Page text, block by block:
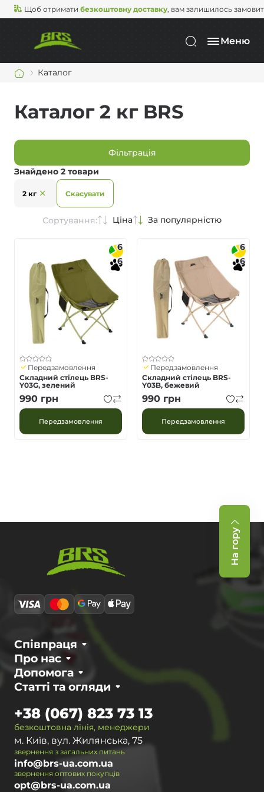
Щоб отримати безкоштовну доставку, вам залишилось
Меню
Каталог
Каталог 2 кг BRS
Фільтрація
Знайдено 2 товари
2 кг Скасувати
Сортування: Ціна За популярністю
6
6
Передзамовлення
Складний стілець BRS-
Y03G, зелений
990 грн
Передзамовлення
6
6
Передзамовлення
Складний стілець BRS-
Y03B, бежевий
990 грн
Передзамовлення
На гору
Про нас
Співпраця
Статті та огляди
Допомога
безкоштовна лінія, менеджери
+38 (067) 823 73 13
м. Київ, вул. Жилянська, 75
звернення з загальних питань
info@brs-ua.com.ua
звернення оптових покупців
opt@brs-ua.com.ua